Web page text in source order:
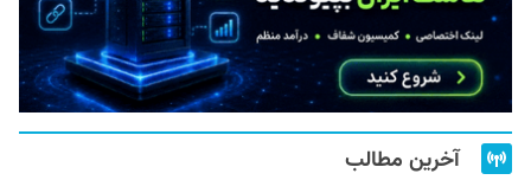
آخرین مطالب